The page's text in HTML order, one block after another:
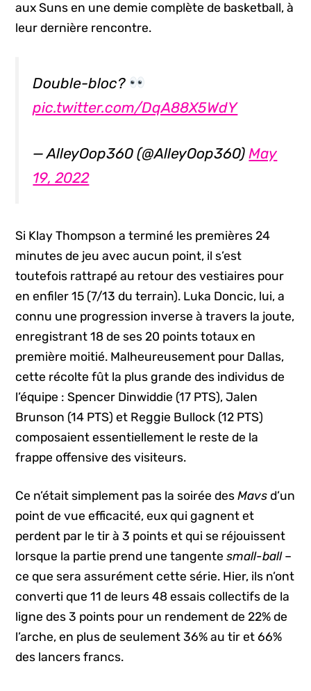
aux Suns en une demie complète de basketball, à
leur dernière rencontre.
Double-bloc?
pic.twitter.com/DqA88X5WdY
— AlleyOop360 (@AlleyOop360)May
19, 2022
Si Klay Thompson a terminé les premières 24
minutes de jeu avec aucun point, il s’est
toutefois rattrapé au retour des vestiaires pour
en enfiler 15 (7/13 du terrain). Luka Doncic, lui, a
connu une progression inverse à travers la joute,
enregistrant 18 de ses 20 points totaux en
première moitié. Malheureusement pour Dallas,
cette récolte fût la plus grande des individus de
l’équipe : Spencer Dinwiddie (17 PTS), Jalen
Brunson (14 PTS) et Reggie Bullock (12 PTS)
composaient essentiellement le reste de la
frappe offensive des visiteurs.
Ce n’était simplement pas la soirée desMavsd’un
point de vue efficacité, eux qui gagnent et
perdent par le tir à 3 points et qui se réjouissent
lorsque la partie prend une tangentesmall-ball–
ce que sera assurément cette série. Hier, ils n’ont
converti que 11 de leurs 48 essais collectifs de la
ligne des 3 points pour un rendement de 22% de
l’arche, en plus de seulement 36% au tir et 66%
des lancers francs.